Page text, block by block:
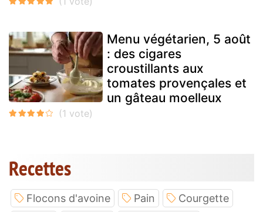
Menu végétarien, 5 août
: des cigares
croustillants aux
tomates provençales et
un gâteau moelleux
Recettes
Flocons d'avoine Pain
Courgette